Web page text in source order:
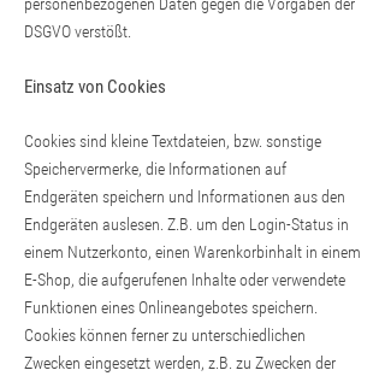
DSGVO verstößt.
Einsatz von Cookies
Cookies sind kleine Textdateien, bzw. sonstige
Speichervermerke, die Informationen auf
Endgeräten speichern und Informationen aus den
Endgeräten auslesen. Z.B. um den Login-Status in
einem Nutzerkonto, einen Warenkorbinhalt in einem
E-Shop, die aufgerufenen Inhalte oder verwendete
Funktionen eines Onlineangebotes speichern.
Cookies können ferner zu unterschiedlichen
Zwecken eingesetzt werden, z.B. zu Zwecken der